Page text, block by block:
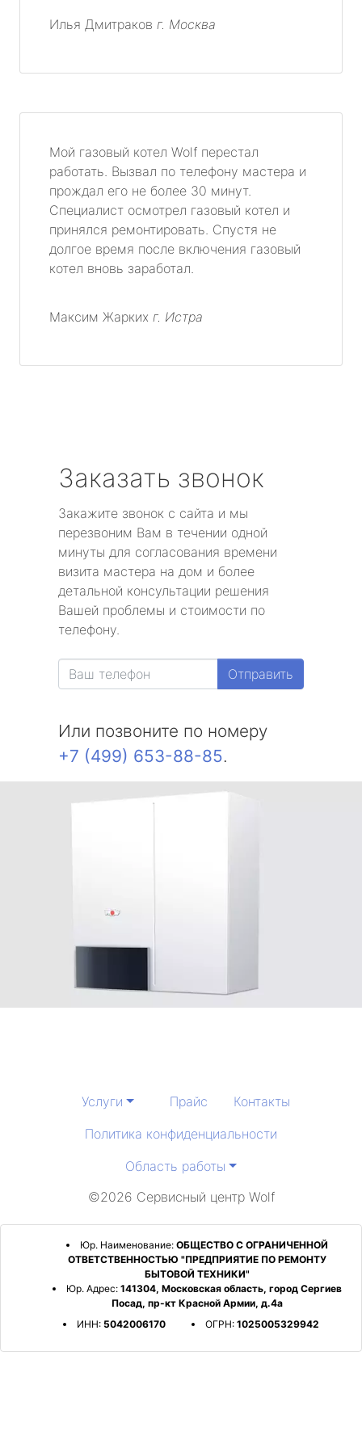
Илья Дмитраков г. Москва
Мой газовый котел Wolf перестал
работать. Вызвал по телефону мастера и
прождал его не более 30 минут.
Специалист осмотрел газовый котел и
принялся ремонтировать. Спустя не
долгое время после включения газовый
котел вновь заработал.
Максим Жарких г. Истра
Заказать звонок
Закажите звонок с сайта и мы
перезвоним Вам в течении одной
минуты для согласования времени
визита мастера на дом и более
детальной консультации решения
Вашей проблемы и стоимости по
телефону.
Отправить
Или позвоните по номеру
+7 (499) 653-88-85.
Услуги Прайс
Контакты
Политика конфиденциальности
Область работы
©2026 Сервисный центр Wolf
Юр. Наименование: ОБЩЕСТВО С ОГРАНИЧЕННОЙ
ОТВЕТСТВЕННОСТЬЮ "ПРЕДПРИЯТИЕ ПО РЕМОНТУ
БЫТОВОЙ ТЕХНИКИ"
Юр. Адрес: 141304, Московская область, город Сергиев
Посад, пр-кт Красной Армии, д.4а
ИНН:5042006170 ОГРН:1025005329942